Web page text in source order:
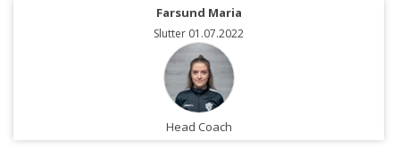
Farsund Maria
Slutter 01.07.2022
Head Coach